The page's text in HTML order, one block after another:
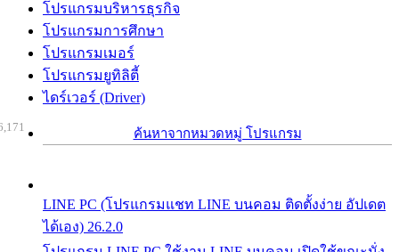
โปรแกรมบริหารธุรกิจ
โปรแกรมการศึกษา
โปรแกรมเมอร์
โปรแกรมยูทิลิตี้
ไดร์เวอร์ (Driver)
ค้นหาจากหมวดหมู่ โปรแกรม
LINE PC (โปรแกรมแชท LINE บนคอม ติดตั้งง่าย อัปเดต
ได้เอง) 26.2.0